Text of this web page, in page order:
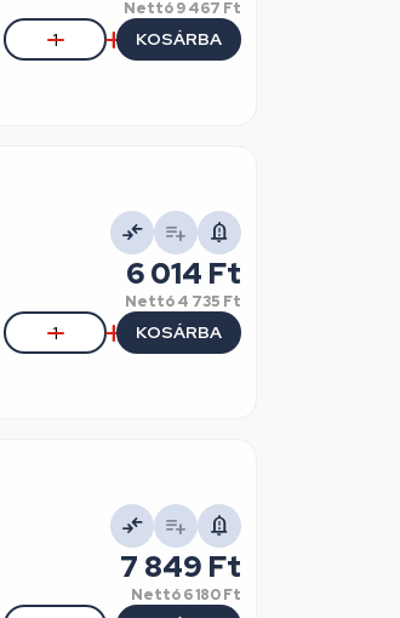
Nettó9 467 Ft
KOSÁRBA
6 014 Ft
Nettó4 735 Ft
KOSÁRBA
7 849 Ft
Nettó6 180 Ft